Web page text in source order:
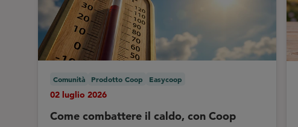
Comunità Prodotto Coop Easycoop
02 luglio 2026
Come combattere il caldo, con Coop